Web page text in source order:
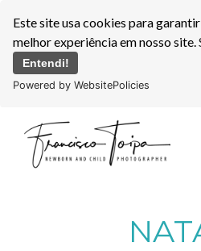
Este site usa cookies para
melhor experiência em nosso site.
Entendi!
Powered by WebsitePolicies